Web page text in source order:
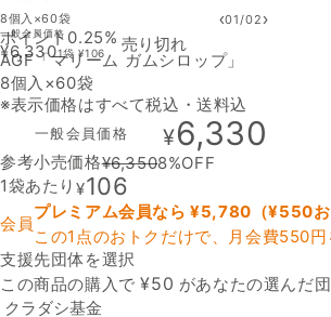
8個入×60袋 ‹01 /02›
ポイント0.25%
AGF「マリーム ガムシロップ」
8個入×60袋
※表示価格はすべて税込・送料込
一般会員価格 ¥6,330
参考小売価格¥6,3508%OFF
1袋あたり ¥106
会員
プレミアム会員なら ¥5,780 （¥550
この1点のおトクだけで、月会費550
支援先団体を選択
この商品の購入で¥50 があなたの選んだ
支援先団体
一般会員価格
¥6,3301袋 ¥106
売り切れ